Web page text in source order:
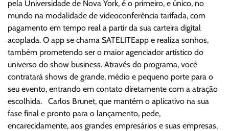
pela Universidade de Nova York, é o primeiro, e único, no
mundo na modalidade de videoconferência tarifada, com
pagamento em tempo real a partir da sua carteira digital
acoplada. O app se chama SATELITEapp e realiza sonhos,
também prometendo ser o maior agenciador artístico do
universo do show business. Através do programa, você
contratará shows de grande, médio e pequeno porte para o
seu evento, entrando em contato diretamente com a atração
escolhida. Carlos Brunet, que mantém o aplicativo na sua
fase final e pronto para o lançamento, pede,
encarecidamente, aos grandes empresários e suas empresas,